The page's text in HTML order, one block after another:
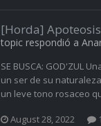
[Horda]
topic respondió a
SE BUSCA: GOD'ZUL
un ser de su
un leve tono rosaceo
August 28, 2022